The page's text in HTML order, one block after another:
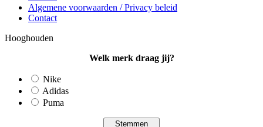
Algemene voorwaarden / Privacy beleid
Contact
Hooghouden
Welk merk draag jij?
Nike
Adidas
Puma